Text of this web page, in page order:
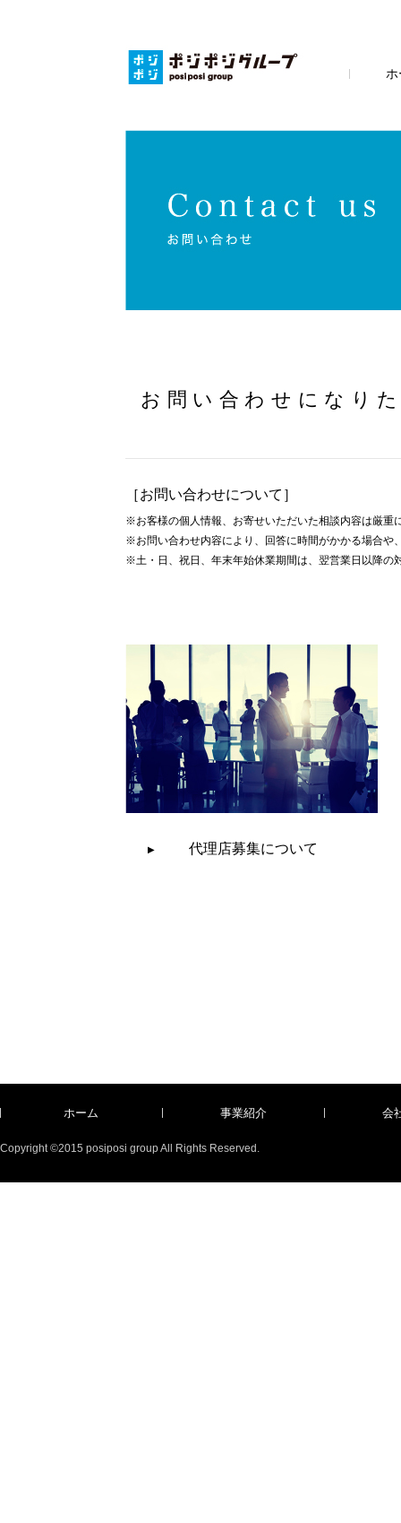
お問い合わせになり
［お問い合わせについて］
※お客様の個人情報、お寄せいただいた相談内容は厳重
※お問い合わせ内容により、回答に時間がかかる場合や
※土・日、祝日、年末年始休業期間は、翌営業日以降の
代理店募集について
ホーム 事業紹介 会
Copyright ©2015 posiposi group All Rights Reserved.